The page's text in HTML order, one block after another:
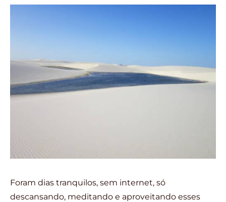
Foram dias tranquilos, sem internet, só
descansando, meditando e aproveitando esses